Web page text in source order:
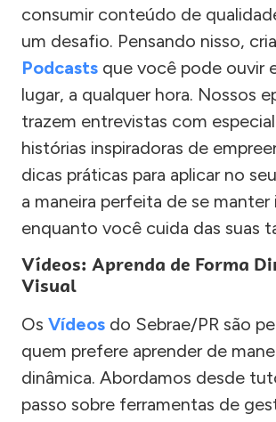
consumir conteúdo de
um desafio. Pensando nisso,
Podcasts que você pode ouvir
lugar, a qualquer hora. Nossos
trazem entrevistas com
histórias inspiradoras de
dicas práticas para aplicar no
a maneira perfeita de se
enquanto você cuida das suas
Vídeos: Aprenda de Forma
Visual
Os Vídeos do Sebrae/PR são
quem prefere aprender de
dinâmica. Abordamos desde
passo sobre ferramentas de